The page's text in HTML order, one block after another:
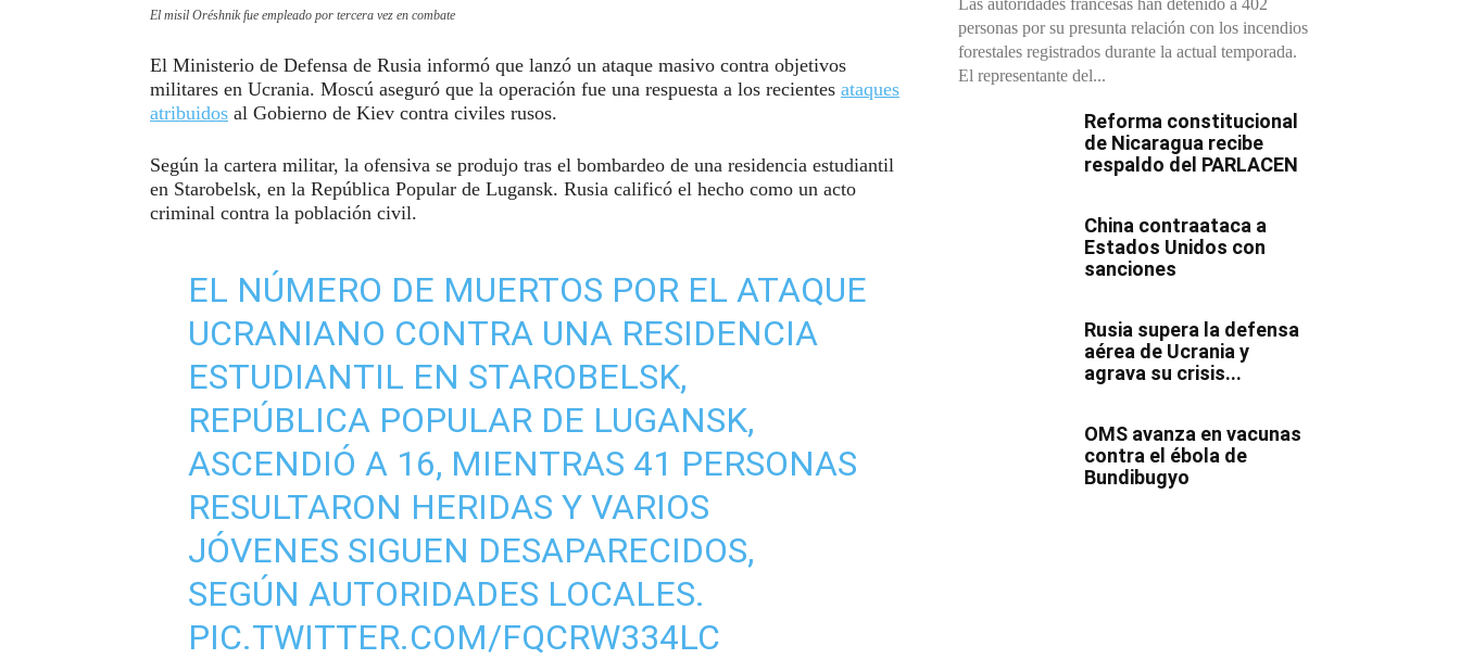
El misil Oréshnik fue empleado por tercera vez en combate
El Ministerio de Defensa de Rusia informó que lanzó un ataque masivo contra objetivos
militares en Ucrania. Moscú aseguró que la operación fue una respuesta a los recientes ataques
atribuidos al Gobierno de Kiev contra civiles rusos.
Según la cartera militar, la ofensiva se produjo tras el bombardeo de una residencia estudiantil
en Starobelsk, en la República Popular de Lugansk. Rusia calificó el hecho como un acto
criminal contra la población civil.
EL NÚMERO DE MUERTOS POR EL ATAQUE
UCRANIANO CONTRA UNA RESIDENCIA
ESTUDIANTIL EN STAROBELSK,
REPÚBLICA POPULAR DE LUGANSK,
ASCENDIÓ A 16, MIENTRAS 41 PERSONAS
RESULTARON HERIDAS Y VARIOS
JÓVENES SIGUEN DESAPARECIDOS,
SEGÚN AUTORIDADES LOCALES.
PIC.TWITTER.COM/FQCRW334LC
Las autoridades francesas han detenido a 402
personas por su presunta relación con los incendios
forestales registrados durante la actual temporada.
El representante del...
Reforma constitucional
de Nicaragua recibe
respaldo del PARLACEN
China contraataca a
Estados Unidos con
sanciones
Rusia supera la defensa
aérea de Ucrania y
agrava su crisis...
OMS avanza en vacunas
contra el ébola de
Bundibugyo